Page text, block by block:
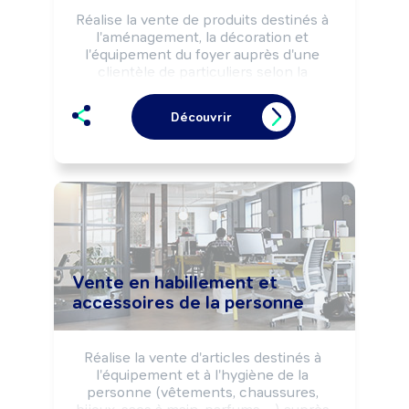
Réalise la vente de produits destinés à
l'aménagement, la décoration et
l'équipement du foyer auprès d'une
clientèle de particuliers selon la
stratégie et les objectifs commerciaux
de l'entreprise.
Peut effectuer des opérations de
Peut coordonner une équipe.
Découvrir
Vente en habillement et
accessoires de la personne
Réalise la vente d'articles destinés à
l'équipement et à l'hygiène de la
personne (vêtements, chaussures,